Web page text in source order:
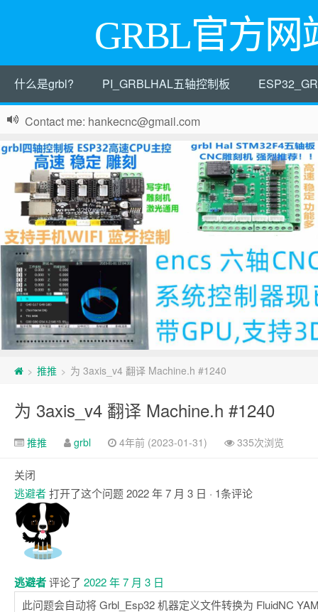
GRBL官方网
什么是grbl? PI_GRBLHAL五轴控制板
Contact me: hankecnc@gmail.com
> 推推 > 为 3axis_v4 翻译 Machine.h #1240
为 3axis_v4 翻译 Machine.h #1240
推推 grbl 4年前 (2023-01-31) 335次浏览
关闭
逃避者打开了这个问题2022 年 7 月 3 日 · 1条评论
注
释
逃避者评论了 2022 年 7 月 3 日
此问题会自动将 Grbl_Esp32 机器定义文件转换为 FluidNC